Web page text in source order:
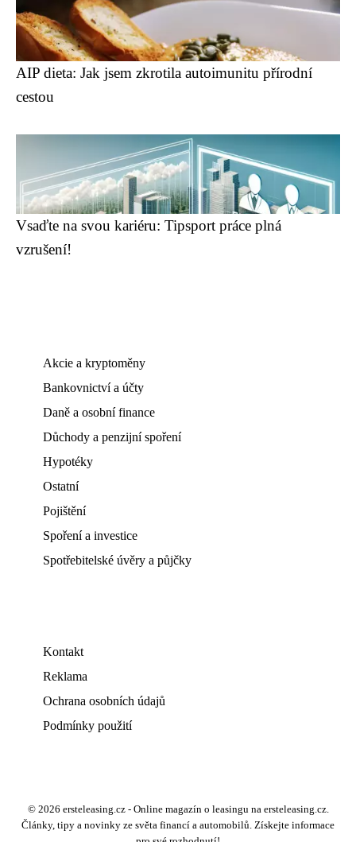
AIP dieta: Jak jsem zkrotila autoimunitu přírodní
cestou
Vsaďte na svou kariéru: Tipsport práce plná
vzrušení!
Akcie a kryptoměny
Bankovnictví a účty
Daně a osobní finance
Důchody a penzijní spoření
Hypotéky
Ostatní
Pojištění
Spoření a investice
Spotřebitelské úvěry a půjčky
Kontakt
Reklama
Ochrana osobních údajů
Podmínky použití
© 2026 ersteleasing.cz - Online magazín o leasingu na ersteleasing.cz.
Články, tipy a novinky ze světa financí a automobilů. Získejte informace